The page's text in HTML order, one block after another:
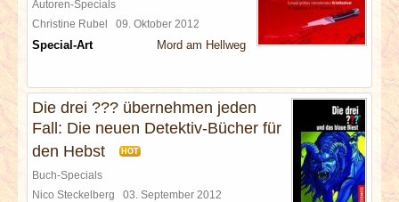
Autoren-Specials
Christine Rubel 09. Oktober 2012
Special-Art Mord am Hellweg
Die drei ??? übernehmen jeden
Fall: Die neuen Detektiv-Bücher für
den Hebst
HOT
Buch-Specials
Nico Steckelberg 03. September 2012